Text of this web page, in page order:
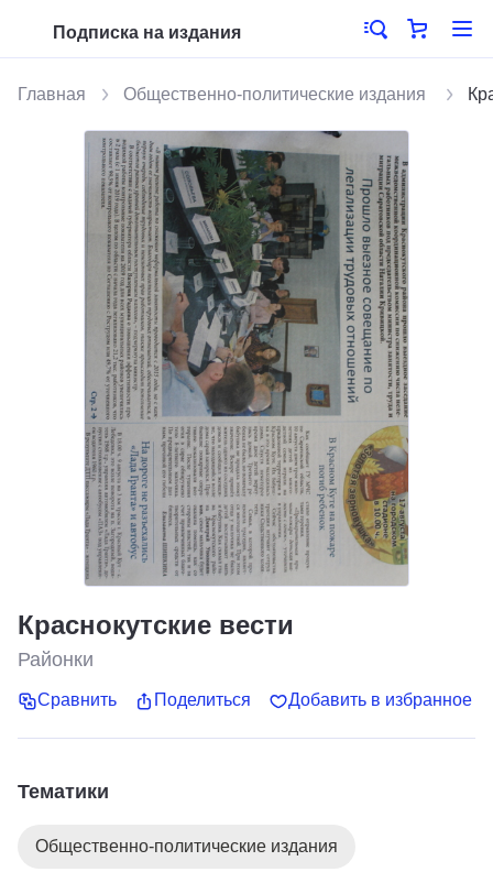
Подписка на издания
Главная Общественно-политические издания
Краснокутские вести
Районки
Сравнить Поделиться Добавить в избранное
Тематики
Общественно-политические издания